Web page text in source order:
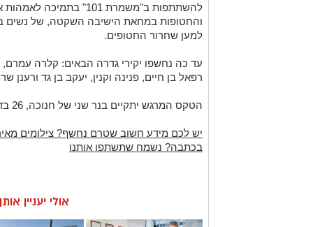
להשתתפות ב"משמרת 101"
והחטופות במחאת הישיבה השקטה, של נשים
למען שחרור החטופים.
עד כה נחשפו יקירי גדרה הבאים: קלרה עמרם,
רפאל בן חיים, פנינה וקנין, יעקב בן גד ורענן
הטקס המרגש יתקיים בנר שני של חנוכה, 26 בדצמבר 2024.
יש לכם מידע חשוב שטרם נחשף? צילומים
בכתבה? נשמח שתשתפו אותנו
אולי יעניין